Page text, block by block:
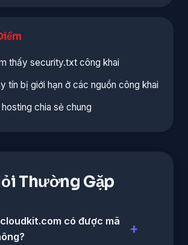
thấy security.txt công khai
tín bị giới hạn ở các nguồn công khai
chia sẻ chung
Thường Gặp
có được mã